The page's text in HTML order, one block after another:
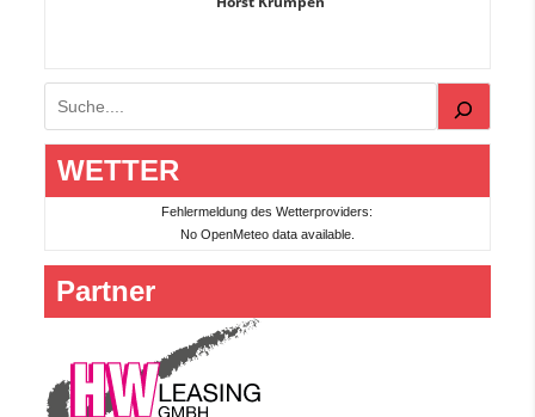
Suchen
WETTER
Fehlermeldung des Wetterproviders:
No OpenMeteo data available.
Partner